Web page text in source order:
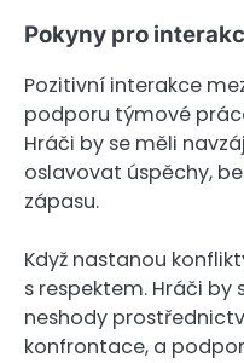
Pokyny pro
Pozitivní interakce
podporu týmové
Hráči by se měli
oslavovat úspěchy,
zápasu.
Když nastanou
s respektem. Hráči by
neshody
konfrontace, a